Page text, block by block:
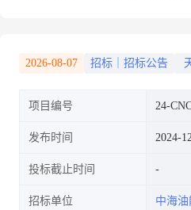
2026-08-07 招标｜招标公告
项目编号 24-
发布时间 2024-
投标截止时间
招标单位 中海油